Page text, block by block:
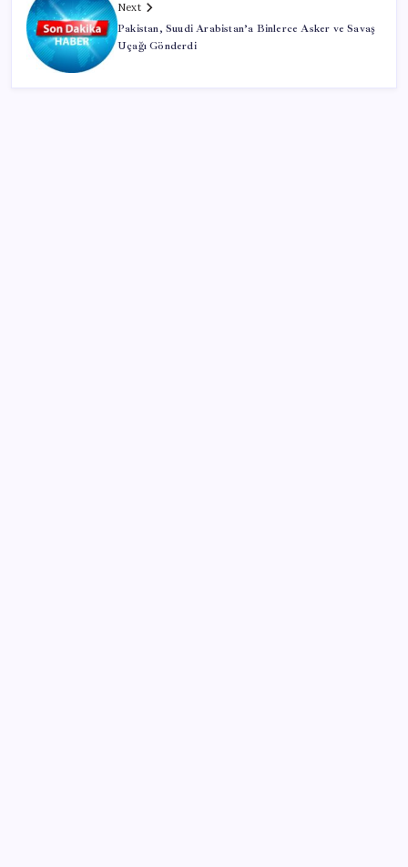
Next
Pakistan, Suudi Arabistan’a Binlerce Asker ve Savaş
Uçağı Gönderdi